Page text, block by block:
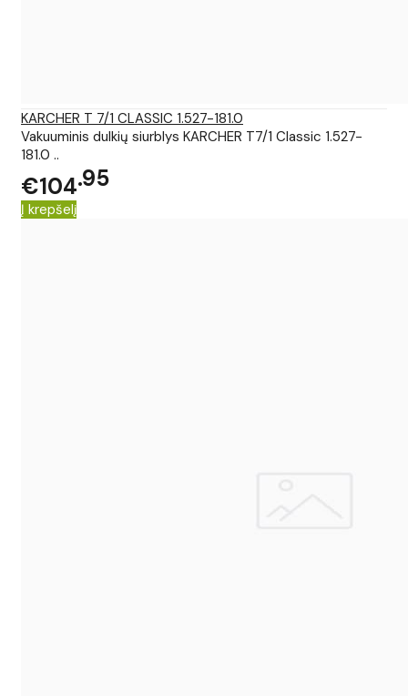
KARCHER T 7/1 CLASSIC 1.527-181.0
Vakuuminis dulkių siurblys KARCHER T7/1 Classic 1.527-
181.0 ..
€104 95
Į krepšelį